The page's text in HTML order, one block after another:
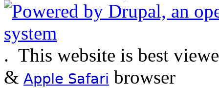
. This website is best
& Apple Safari browser